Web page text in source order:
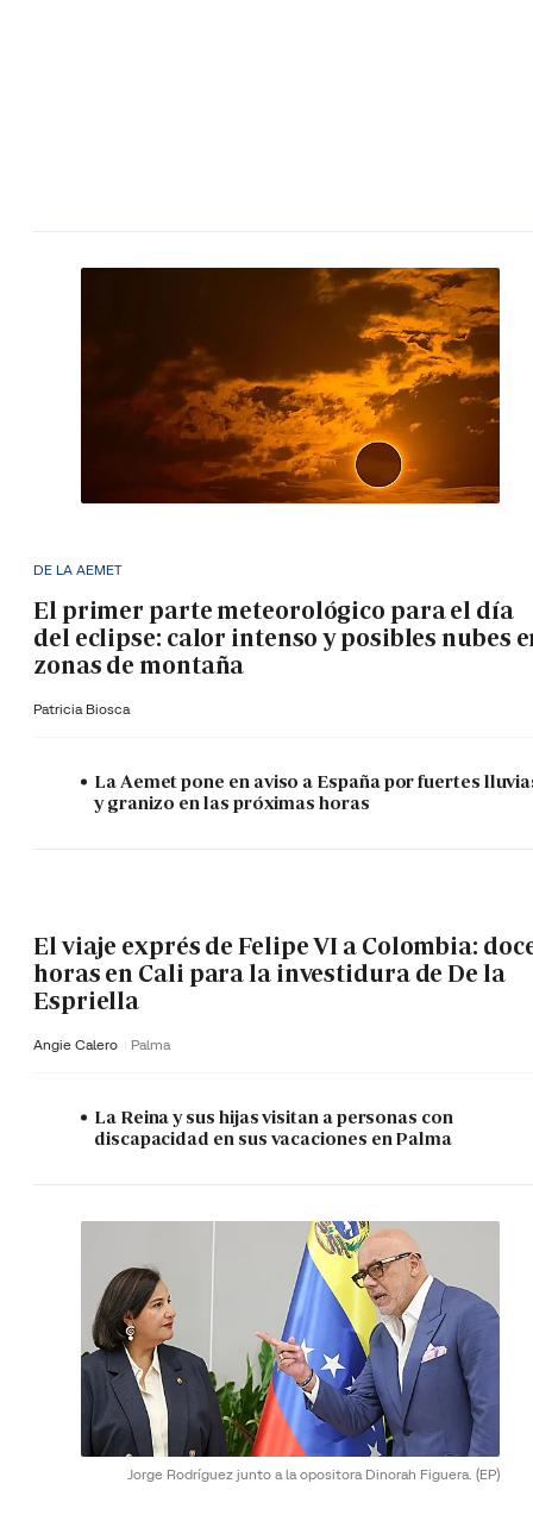
DE LA AEMET
El primer parte meteorológico para el día
del eclipse: calor intenso y posibles nubes
zonas de montaña
Patricia Biosca
La Aemet pone en aviso a España por fuertes
y granizo en las próximas horas
El viaje exprés de Felipe VI a Colombia:
horas en Cali para la investidura de De la
Espriella
Angie Calero Palma
La Reina y sus hijas visitan a personas con
discapacidad en sus vacaciones en Palma
Jorge Rodríguez junto a la opositora Dinorah Figuera. (EP)